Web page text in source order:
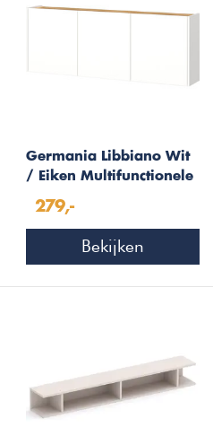
Germania Libbiano Wit
/ Eiken Multifunctionele
279,-
Bekijken